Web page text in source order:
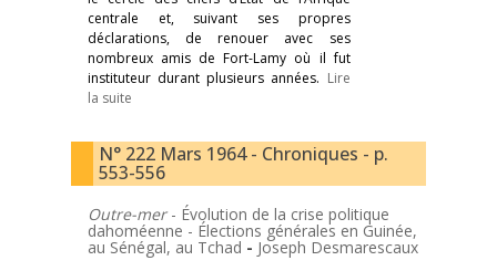
centrale et, suivant ses propres
déclarations, de renouer avec ses
nombreux amis de Fort-Lamy où il fut
instituteur durant plusieurs années. Lire
la suite
N° 222 Mars 1964 - Chroniques - p.
553-556
Outre-mer- Évolution de la crise politique
dahoméenne - Élections générales en Guinée,
au Sénégal, au Tchad - Joseph Desmarescaux